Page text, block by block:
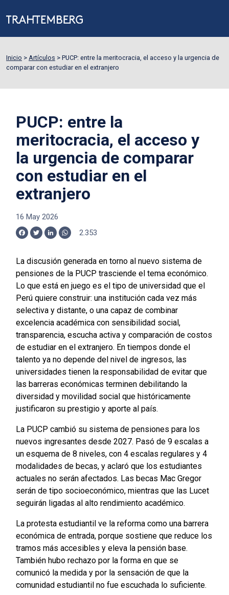
Inicio > Artículos > PUCP: entre la meritocracia, el acceso y la urgencia de
comparar con estudiar en el extranjero
PUCP: entre la
meritocracia, el acceso y
la urgencia de comparar
con estudiar en el
extranjero
16 May 2026
Facebook
TwitterLinkedInWhatsApp
2.353
La discusión generada en torno al nuevo sistema de
pensiones de la PUCP trasciende el tema económico.
Lo que está en juego es el tipo de universidad que el
Perú quiere construir: una institución cada vez más
selectiva y distante, o una capaz de combinar
excelencia académica con sensibilidad social,
transparencia, escucha activa y comparación de costos
de estudiar en el extranjero. En tiempos donde el
talento ya no depende del nivel de ingresos, las
universidades tienen la responsabilidad de evitar que
las barreras económicas terminen debilitando la
diversidad y movilidad social que históricamente
justificaron su prestigio y aporte al país.
La PUCP cambió su sistema de pensiones para los
nuevos ingresantes desde 2027. Pasó de 9 escalas a
un esquema de 8 niveles, con 4 escalas regulares y 4
modalidades de becas, y aclaró que los estudiantes
actuales no serán afectados. Las becas Mac Gregor
serán de tipo socioeconómico, mientras que las Lucet
seguirán ligadas al alto rendimiento académico.
La protesta estudiantil ve la reforma como una barrera
económica de entrada, porque sostiene que reduce los
tramos más accesibles y eleva la pensión base.
También hubo rechazo por la forma en que se
comunicó la medida y por la sensación de que la
comunidad estudiantil no fue escuchada lo suficiente.